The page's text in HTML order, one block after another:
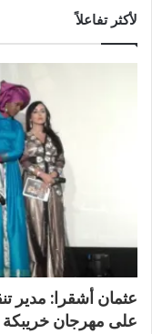
لأكثر تفاعلاً
عثمان أشقرا: مدير
على مهرجان خريبكة